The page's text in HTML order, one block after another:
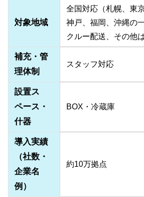
対象地域
全国対応（札幌、東
神戸、福岡、沖縄の
クルー配送、その他
補充・管
理体制
スタッフ対応
設置ス
ペース・
什器
BOX・冷蔵庫
導入実績
（社数・
企業名
例）
約10万拠点